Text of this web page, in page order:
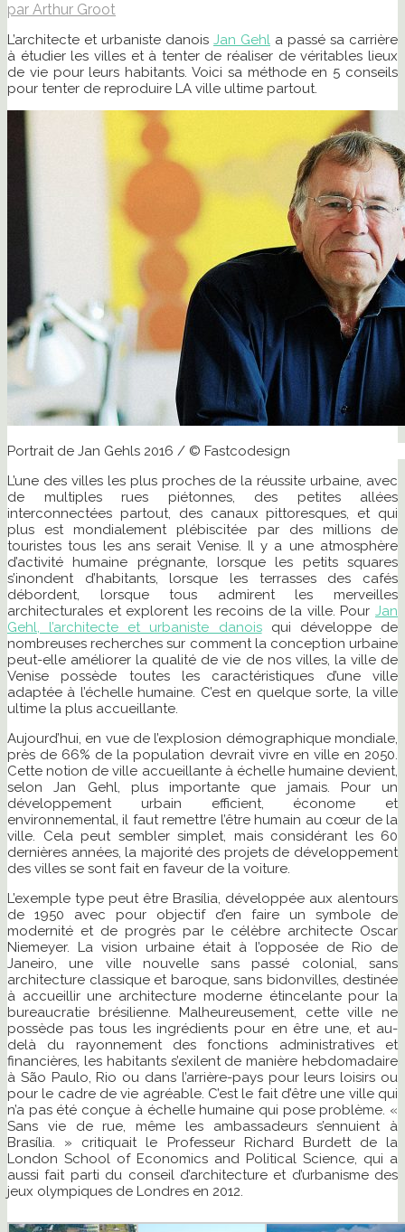
par Arthur Groot
L’architecte et urbaniste danois Jan Gehl a passé sa carrière
à étudier les villes et à tenter de réaliser de véritables lieux
de vie pour leurs habitants. Voici sa méthode en 5 conseils
pour tenter de reproduire LA ville ultime partout.
Portrait de Jan Gehls 2016 / © Fastcodesign
L’une des villes les plus proches de la réussite urbaine, avec
de multiples rues piétonnes, des petites allées
interconnectées partout, des canaux pittoresques, et qui
plus est mondialement plébiscitée par des millions de
touristes tous les ans serait Venise. Il y a une atmosphère
d’activité humaine prégnante, lorsque les petits squares
s’inondent d’habitants, lorsque les terrasses des cafés
débordent, lorsque tous admirent les merveilles
architecturales et explorent les recoins de la ville. Pour Jan
Gehl, l’architecte et urbaniste danoisqui développe de
nombreuses recherches sur comment la conception urbaine
peut-elle améliorer la qualité de vie de nos villes, la ville de
Venise possède toutes les caractéristiques d’une ville
adaptée à l’échelle humaine. C’est en quelque sorte, la ville
ultime la plus accueillante.
Aujourd’hui, en vue de l’explosion démographique mondiale,
près de 66% de la population devrait vivre en ville en 2050.
Cette notion de ville accueillante à échelle humaine devient,
selon Jan Gehl, plus importante que jamais. Pour un
développement urbain efficient, économe et
environnemental, il faut remettre l’être humain au cœur de la
ville. Cela peut sembler simplet, mais considérant les 60
dernières années, la majorité des projets de développement
des villes se sont fait en faveur de la voiture.
L’exemple type peut être Brasília, développée aux alentours
de 1950 avec pour objectif d’en faire un symbole de
modernité et de progrès par le célèbre architecte Oscar
Niemeyer. La vision urbaine était à l’opposée de Rio de
Janeiro, une ville nouvelle sans passé colonial, sans
architecture classique et baroque, sans bidonvilles, destinée
à accueillir une architecture moderne étincelante pour la
bureaucratie brésilienne. Malheureusement, cette ville ne
possède pas tous les ingrédients pour en être une, et au-
delà du rayonnement des fonctions administratives et
financières, les habitants s’exilent de manière hebdomadaire
à São Paulo, Rio ou dans l’arrière-pays pour leurs loisirs ou
pour le cadre de vie agréable. C’est le fait d’être une ville qui
n’a pas été conçue à échelle humaine qui pose problème. «
Sans vie de rue, même les ambassadeurs s’ennuient à
Brasília. » critiquait le Professeur Richard Burdett de la
London School of Economics and Political Science, qui a
aussi fait parti du conseil d’architecture et d’urbanisme des
jeux olympiques de Londres en 2012.